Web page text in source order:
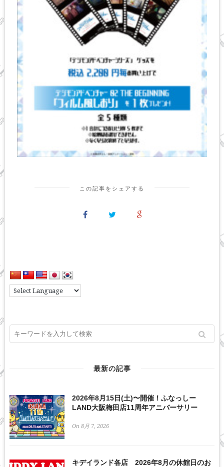
この記事をシェアする
最新の記事
2026年8月15日(土)〜開催！ふなっしー
LAND大阪梅田店11周年アニバーサリー
On 8月 7, 2026
キデイランド各店 2026年8月の休館日のお